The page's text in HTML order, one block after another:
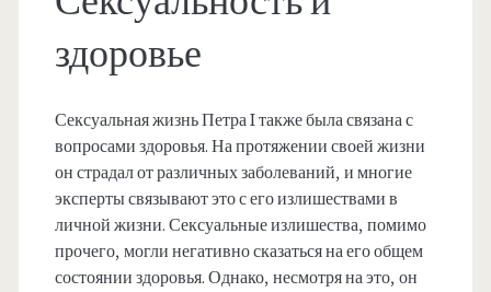
здоровье
Сексуальная жизнь Петра I также была связана с
вопросами здоровья. На протяжении своей жизни
он страдал от различных заболеваний, и многие
эксперты связывают это с его излишествами в
личной жизни. Сексуальные излишества, помимо
прочего, могли негативно сказаться на его общем
состоянии здоровья. Однако, несмотря на это, он